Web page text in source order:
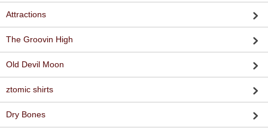
Attractions
The Groovin High
Old Devil Moon
ztomic shirts
Dry Bones